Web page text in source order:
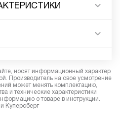
носят информационный характер
Производитель на свое усмотрение
может менять комплектацию,
и технические характеристики
о товаре в инструкции.
Куперсберг